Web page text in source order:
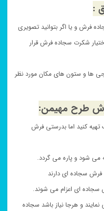
:
فرش و یا اگر بتوانید تصویری
شکرت سجاده فرش قرار
ها و ستون های مکان مورد نظر
طرح مهیمن:
کنید اما بدرستی فرش
شود و پاره می گردد.
سجاده ای دارند
ای اعزام می شوند.
و هرجا نیاز باشد سجاده